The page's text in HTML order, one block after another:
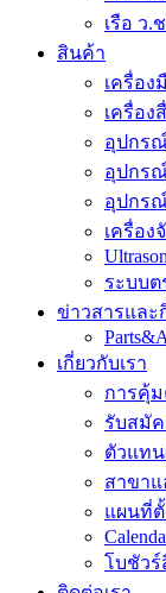
เรือ ว.
สินค้า
เครื่อง
เครื่อง
อุปกรณ์
อุปกร
อุปกรณ์
เครื่อง
ระบบ
ข่าวสารและ
เกี่ยวกับเรา
การคุ้
รับสมั
ตัวแท
สาขา
แผนที่
โบชัวร์